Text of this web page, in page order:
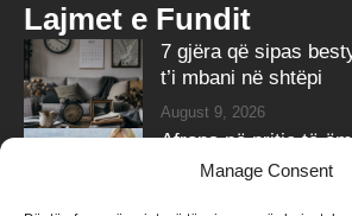
Manage Consent
Lajmet e Fundit
7 gjëra që sipas
t’i mbani në shtëpi
August 9, 2026
Afrona në pritje të
bukur në ditëlindje